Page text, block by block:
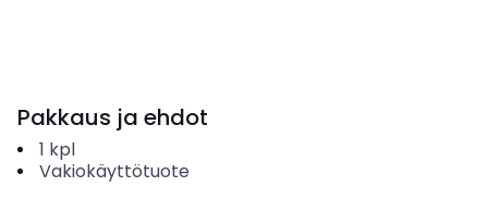
Pakkaus ja ehdot
1 kpl
Vakiokäyttötuote